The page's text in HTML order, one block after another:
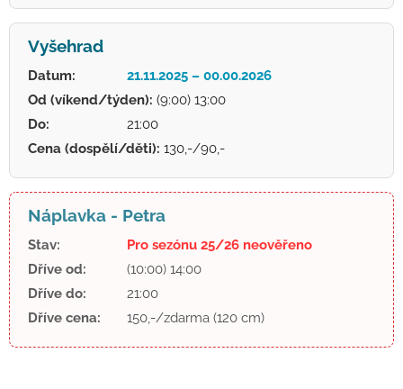
Vyšehrad
Datum:
21.11.2025 – 00.00.2026
Od (víkend/týden): (9:00) 13:00
Do:
21:00
Cena (dospělí/děti): 130,-/90,-
Náplavka - Petra
Stav:
Pro sezónu 25/26 neověřeno
Dříve od:
(10:00) 14:00
Dříve do:
21:00
Dříve cena:
150,-/zdarma (120 cm)